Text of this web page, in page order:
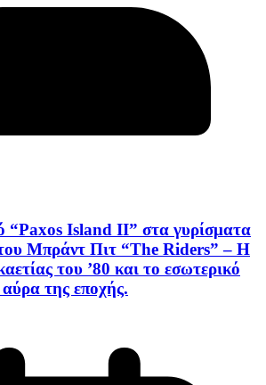
“Paxos Island II” στα γυρίσματα
του Μπράντ Πιτ “The Riders” – Η
του ’80 και το εσωτερικό
της εποχής.